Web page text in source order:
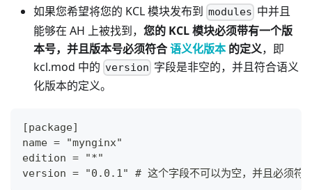
如果您希望将您的 KCL 模块发布到 modules 中并且
能够在 AH 上被找到， 您的 KCL 模块必须带有一个版
本号，并且版本号必须符合语义化版本的定义，即
kcl.mod 中的 version 字段是非空的，并且符合语义
化版本的定义。
[package]
name = "mynginx"
edition = "*"
version = "0.0.1" # 这个字段不可以为空，并且必须符合